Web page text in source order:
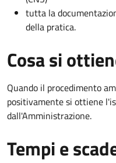
tutta la
della pratica.
Cosa si
Quando il procedimento
positivamente si ottiene
dall'Amministrazione.
Tempi e